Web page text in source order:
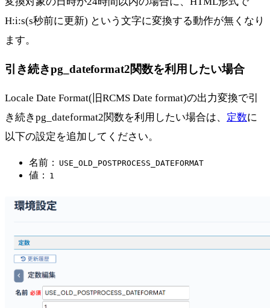
H:i:s(s秒前に更新) という文字に変換する動作が無くなり
ます。
引き続きpg_dateformat2関数を利用したい場合
Locale Date Format(旧RCMS Date format)の出力変換で引
き続きpg_dateformat2関数を利用したい場合は、 定数に
以下の設定を追加してください。
名前： USE_OLD_POSTPROCESS_DATEFORMAT
値： 1